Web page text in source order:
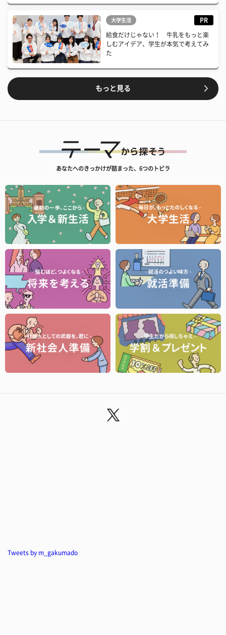
大学生活 PR
給食だけじゃない！ 牛乳をもっと楽
しむアイデア、学生が本気で考えてみ
た
もっと見る
あなたへのきっかけが詰まった、6つのトビラ
Tweets by m_gakumado